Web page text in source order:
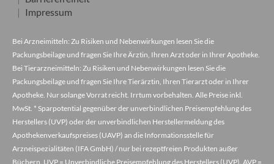
Impressum
Bei Arzneimitteln: Zu Risiken und Nebenwirkungen lesen Sie die
Packungsbeilage und fragen Sie Ihre Ärztin, Ihren Arzt oder in Ihrer Apotheke.
Bei Tierarzneimitteln: Zu Risiken und Nebenwirkungen lesen Sie die
Packungsbeilage und fragen Sie Ihre Tierärztin, Ihren Tierarzt oder in Ihrer
Apotheke. Nur solange Vorrat reicht. Irrtum vorbehalten. Alle Preise inkl.
MwSt. * Sparpotential gegenüber der unverbindlichen Preisempfehlung des
Herstellers (UVP) oder der unverbindlichen Herstellermeldung des
Apothekenverkaufspreises (UAVP) an die Informationsstelle für
Arzneispezialitäten (IFA GmbH) / nur bei rezeptfreien Produkten außer
Büchern. UVP = Unverbindliche Preisempfehlung des Herstellers (UVP). AVP =